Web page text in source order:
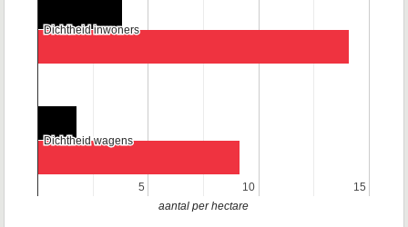
5
5 10
10 15
15
Dichtheid inwoners
Dichtheid inwoners
Dichtheid wagens
Dichtheid wagens
aantal per hectare